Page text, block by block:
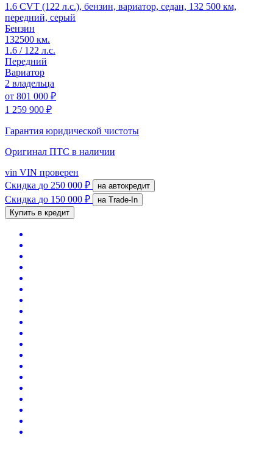
1.6 CVT (122 л.с.), бензин, вариатор, седан, 132 500 км,
передний, серый
Бензин
132500 км.
1.6 / 122 л.с.
Передний
Вариатор
2 владельца
от 801 000 ₽
1 259 900 ₽
Гарантия юридической чистоты
Оригинал ПТС в наличии
vin VIN проверен
Скидка до 250 000 ₽ на автокредит
Скидка до 150 000 ₽
на Trade-In
Купить в кредит